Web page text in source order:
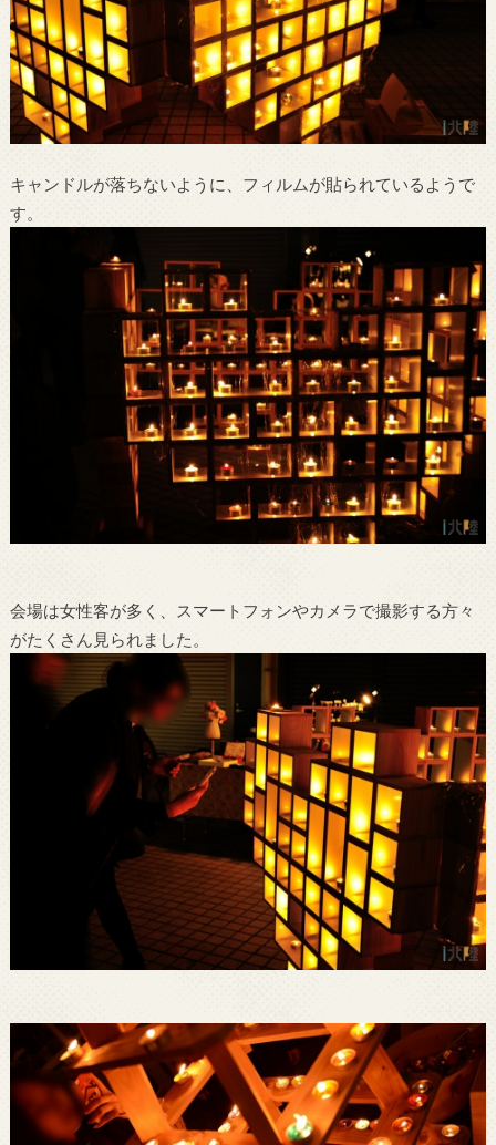
キャンドルが落ちないように、フィルムが貼られているようで
す。
会場は女性客が多く、スマートフォンやカメラで撮影する方々
がたくさん見られました。